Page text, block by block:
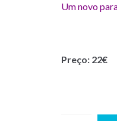
Um novo
Preço: 22€